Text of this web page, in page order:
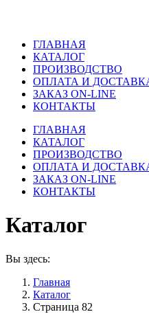
ГЛАВНАЯ
КАТАЛОГ
ПРОИЗВОДСТВО
ОПЛАТА И
ЗАКАЗ ON-LINE
КОНТАКТЫ
ГЛАВНАЯ
КАТАЛОГ
ПРОИЗВОДСТВО
ОПЛАТА И
ЗАКАЗ ON-LINE
КОНТАКТЫ
Каталог
Вы здесь:
Главная
Каталог
Страница 82